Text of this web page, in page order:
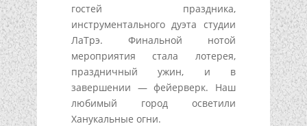
гостей праздника,
инструментального дуэта студии
ЛаТрэ. Финальной нотой
мероприятия стала лотерея,
праздничный ужин, и в
завершении — фейерверк. Наш
любимый город осветили
Ханукальные огни.